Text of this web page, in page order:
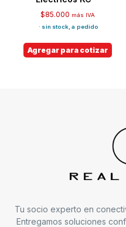
$85.000 más IVA
· sin stock, a pedido
Agregar para cotizar
Tu socio experto en
Entregamos soluciones